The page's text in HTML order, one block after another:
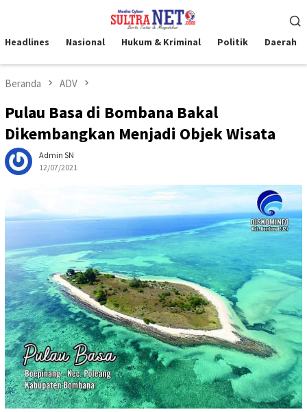
kontenMobile
Headlines Nasional Hukum & Kriminal Politik Daerah
Beranda ADV
Pulau Basa di Bombana Bakal
Dikembangkan Menjadi Objek Wisata
Admin SN
12/07/2021